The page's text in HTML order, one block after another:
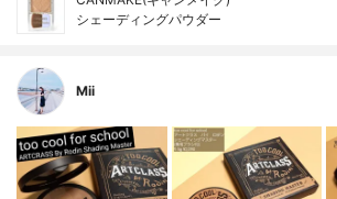
シェーディングパウダー
Mii